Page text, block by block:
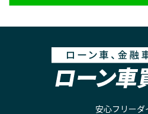
安心フリーダ